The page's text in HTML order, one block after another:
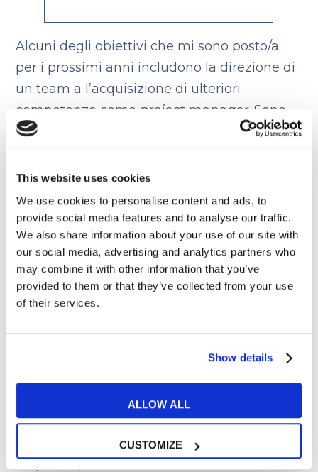
This website uses cookies
We use cookies to personalise content and ads, to
provide social media features and to analyse our traffic.
We also share information about your use of our site with
our social media, advertising and analytics partners who
may combine it with other information that you’ve
provided to them or that they’ve collected from your use
of their services.
Show details
ALLOW ALL
CUSTOMIZE
Alcuni degli obiettivi che mi sono posto/a
per i prossimi anni includono la direzione di
un team a l’acquisizione di ulteriori
competenze come project manager. Sono
molto interessato alle opportunità che
questo lavoro mi fornirebbe, dato che le
ritengo una solida base per i miei progetti
lavorativi a lungo termine e che mi
consentiranno di crescere all’interno
dell’azienda grazie alleskillsche avrò
acquisito
Anche qui, dando questa risposta al
lavoro sul fatto cheabbiamo tutto
l’interesse a restare in azienda a lungo.
interessati ai percorsi e alle opportunità
della posizione in oggetto (siamo addirittura
convinti che saranno proprio le abilità
acquisite presso di loro ad essere la chiave